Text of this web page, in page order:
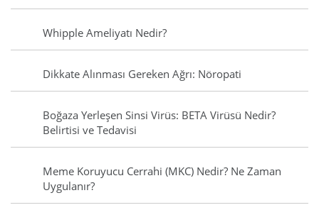
Whipple Ameliyatı Nedir?
Dikkate Alınması Gereken Ağrı: Nöropati
Boğaza Yerleşen Sinsi Virüs: BETA Virüsü Nedir?
Belirtisi ve Tedavisi
Meme Koruyucu Cerrahi (MKC) Nedir? Ne Zaman
Uygulanır?